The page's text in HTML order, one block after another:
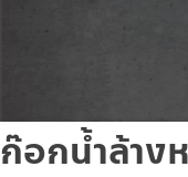
ก๊อกน้ำล้าง